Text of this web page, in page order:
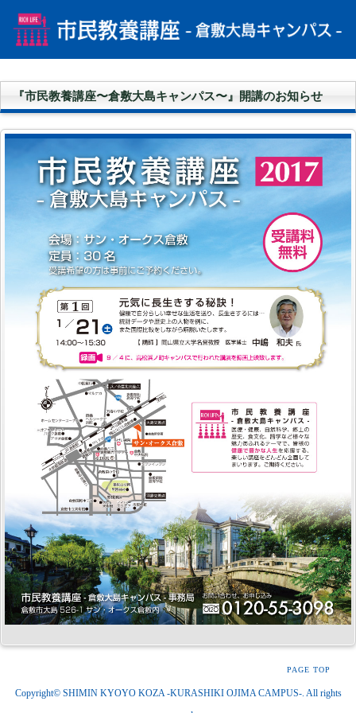
『市民教養講座〜倉敷大島キャンパス〜』開講のお知らせ
PAGE TOP
Copyright© SHIMIN KYOYO KOZA -KURASHIKI OJIMA CAMPUS-. All rights